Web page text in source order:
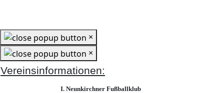
×
×
Vereinsinformationen:
I. Neunkirchner Fußballklub